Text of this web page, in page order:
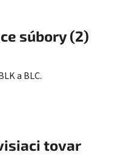
súbory (2)
a BLC.
tovar